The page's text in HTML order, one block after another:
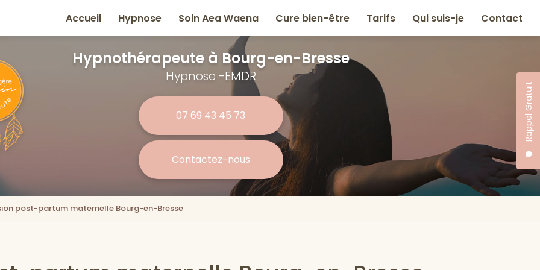
Rappel Gratuit
Accueil
Hypnose Soin Aea Waena Cure bien-être Tarifs Qui suis-je Contact
Hypnothérapeute à Bourg-en-Bresse
Hypnose -EMDR
07 69 43 45 73
Contactez-nous
post-partum maternelle Bourg-en-Bresse